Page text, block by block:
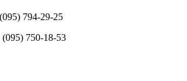
(095) 794-29-25
(095) 750-18-53